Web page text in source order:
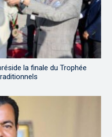
la finale du Trophée